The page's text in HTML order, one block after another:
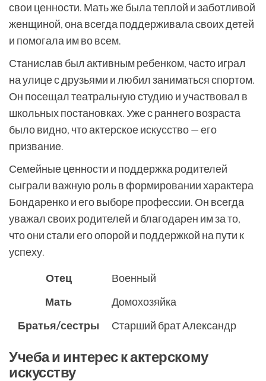
свои ценности. Мать же была теплой и заботливой
женщиной, она всегда поддерживала своих детей
и помогала им во всем.
Станислав был активным ребенком, часто играл
на улице с друзьями и любил заниматься спортом.
Он посещал театральную студию и участвовал в
школьных постановках. Уже с раннего возраста
было видно, что актерское искусство — его
призвание.
Семейные ценности и поддержка родителей
сыграли важную роль в формировании характера
Бондаренко и его выборе профессии. Он всегда
уважал своих родителей и благодарен им за то,
что они стали его опорой и поддержкой на пути к
успеху.
Отец
Военный
Мать
Домохозяйка
Братья/сестры
Старший брат Александр
Учеба и интерес к актерскому
искусству